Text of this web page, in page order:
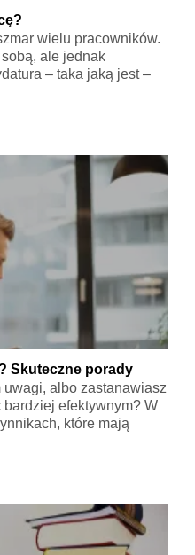
wielu pracowników.
ale jednak
– taka jaką jest –
Skuteczne porady
albo zastanawiasz
efektywnym? W
które mają